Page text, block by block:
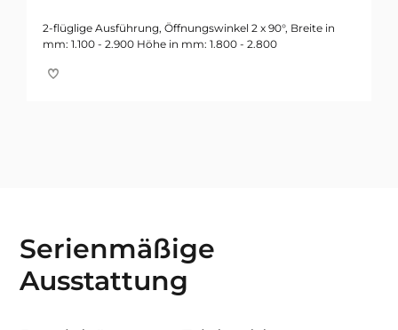
2-flüglige Ausführung, Öffnungswinkel 2 x 90°, Breite in
mm: 1.100 - 2.900 Höhe in mm: 1.800 - 2.800
Serienmäßige
Ausstattung